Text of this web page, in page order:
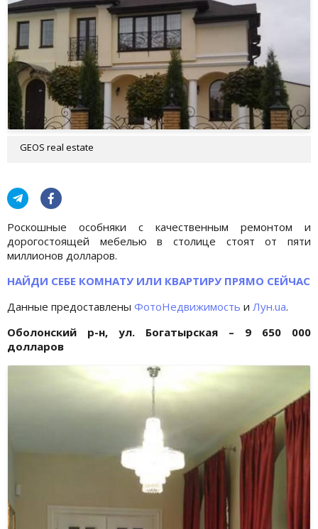
GEOS real estate
Роскошные особняки с качественным ремонтом и
дорогостоящей мебелью в столице стоят от пяти
миллионов долларов.
НАЙДИ СЕБЕ КОМНАТУ ИЛИ КВАРТИРУ ПРЯМО СЕЙЧАС
Данные предоставлены ФотоНедвижимость и Лун.ua.
Оболонский р-н, ул. Богатырская – 9 650 000
долларов